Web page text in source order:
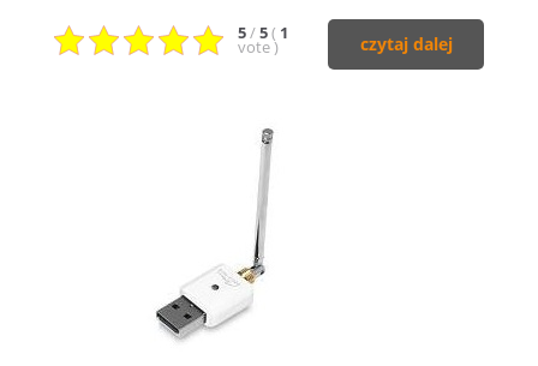
czytaj dalej
5 / 5 ( 1
vote)